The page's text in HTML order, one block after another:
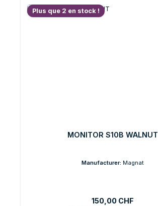
Plus que 2 en stock !
MONITOR S10B WALNUT
Manufacturer: Magnat
Prix régulier :
150,00 CHF